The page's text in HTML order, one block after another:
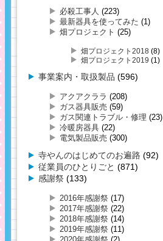
必殺工事人 (223)
最新器具を使ってみた (1)
畑プロジェクト (25)
畑プロジェクト2018 (8)
畑プロジェクト2019 (1)
事業案内・取扱製品 (596)
アクアクララ (208)
ガス器具販売 (59)
ガス関連トラブル・修理 (23)
冷暖房器具 (22)
電気製品販売 (300)
寺やんのはじめてのお遍路 (92)
従業員のひとりごと (871)
感謝祭 (133)
2016年感謝祭 (17)
2017年感謝祭 (22)
2018年感謝祭 (14)
2019年感謝祭 (11)